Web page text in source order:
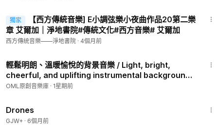
獨家
【西方傳統音樂] E小調弦樂小夜曲作品20第二樂
章 艾爾加｜淨地書院#傳統文化#西方音樂# 艾爾加
西方傳統音樂——淨地書院 · 4個月前
會員專享
輕鬆明朗、溫暖愉悅的背景音樂 / Light, bright,
cheerful, and uplifting instrumental background
music
OML原創音樂庫 · 1星期前
Drones
GJW+ · 6個月前